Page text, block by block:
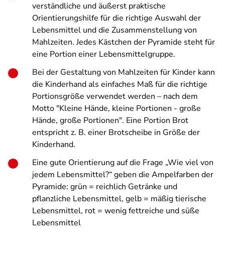
verständliche und äußerst praktische
Orientierungshilfe für die richtige Auswahl der
Lebensmittel und die Zusammenstellung von
Mahlzeiten. Jedes Kästchen der Pyramide steht für
eine Portion einer Lebensmittelgruppe.
Bei der Gestaltung von Mahlzeiten für Kinder kann
die Kinderhand als einfaches Maß für die richtige
Portionsgröße verwendet werden – nach dem
Motto "Kleine Hände, kleine Portionen - große
Hände, große Portionen". Eine Portion Brot
entspricht z. B. einer Brotscheibe in Größe der
Kinderhand.
Eine gute Orientierung auf die Frage „Wie viel von
jedem Lebensmittel?“ geben die Ampelfarben der
Pyramide: grün = reichlich Getränke und
pflanzliche Lebensmittel, gelb = mäßig tierische
Lebensmittel, rot = wenig fettreiche und süße
Lebensmittel